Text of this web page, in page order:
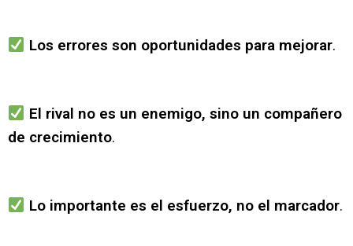
Los errores son oportunidades para mejorar.
El rival no es un enemigo, sino un compañero
de crecimiento.
Lo importante es el esfuerzo, no el marcador.